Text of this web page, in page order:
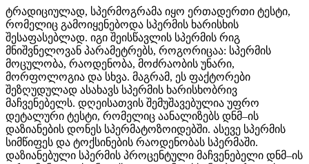
ტრადიციულად, სპერმოგრამა იყო ერთადერთი ტესტი,
რომელიც გამოიყენებოდა სპერმის ხარისხის
შესაფასებლად. იგი შეისწავლის სპერმის რიგ
მნიშვნელოვან პარამეტრებს, როგორიცაა: სპერმის
მოცულობა, რაოდენობა, მოძრაობის უნარი,
მორფოლოგია და სხვა. მაგრამ, ეს ფაქტორები
შეზღუდულად ასახავს სპერმის ხარისხობრივ
მაჩვენებელს. დღეისათვის შემუშავებულია უფრო
დეტალური ტესტი, რომელიც აანალიზებს დნმ–ის
დაზიანების დონეს სპერმატოზოიდებში. ასევე სპერმის
სიმწიფეს და ტოქსინების რაოდენობას სპერმაში.
დაზიანებული სპერმის პროცენტული მაჩვენებელი დნმ–ის